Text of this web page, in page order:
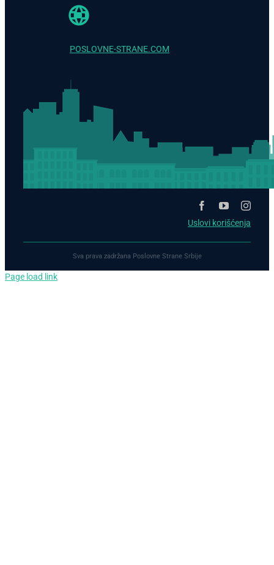
POSLOVNE-STRANE.COM
Uslovi korišćenja
Sva prava zadržana Poslovne Strane Srbije
Page load link